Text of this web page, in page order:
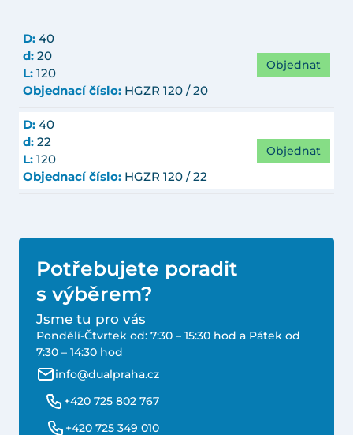
D: 40
d: 20
L: 120
Objednací číslo: HGZR 120 / 20
Objednat
D: 40
d: 22
L: 120
Objednací číslo: HGZR 120 / 22
Objednat
Potřebujete poradit
s výběrem?
Jsme tu pro vás
Pondělí-Čtvrtek od: 7:30 – 15:30 hod a Pátek od
7:30 – 14:30 hod
info@dualpraha.cz
+420 725 802 767
+420 725 349 010